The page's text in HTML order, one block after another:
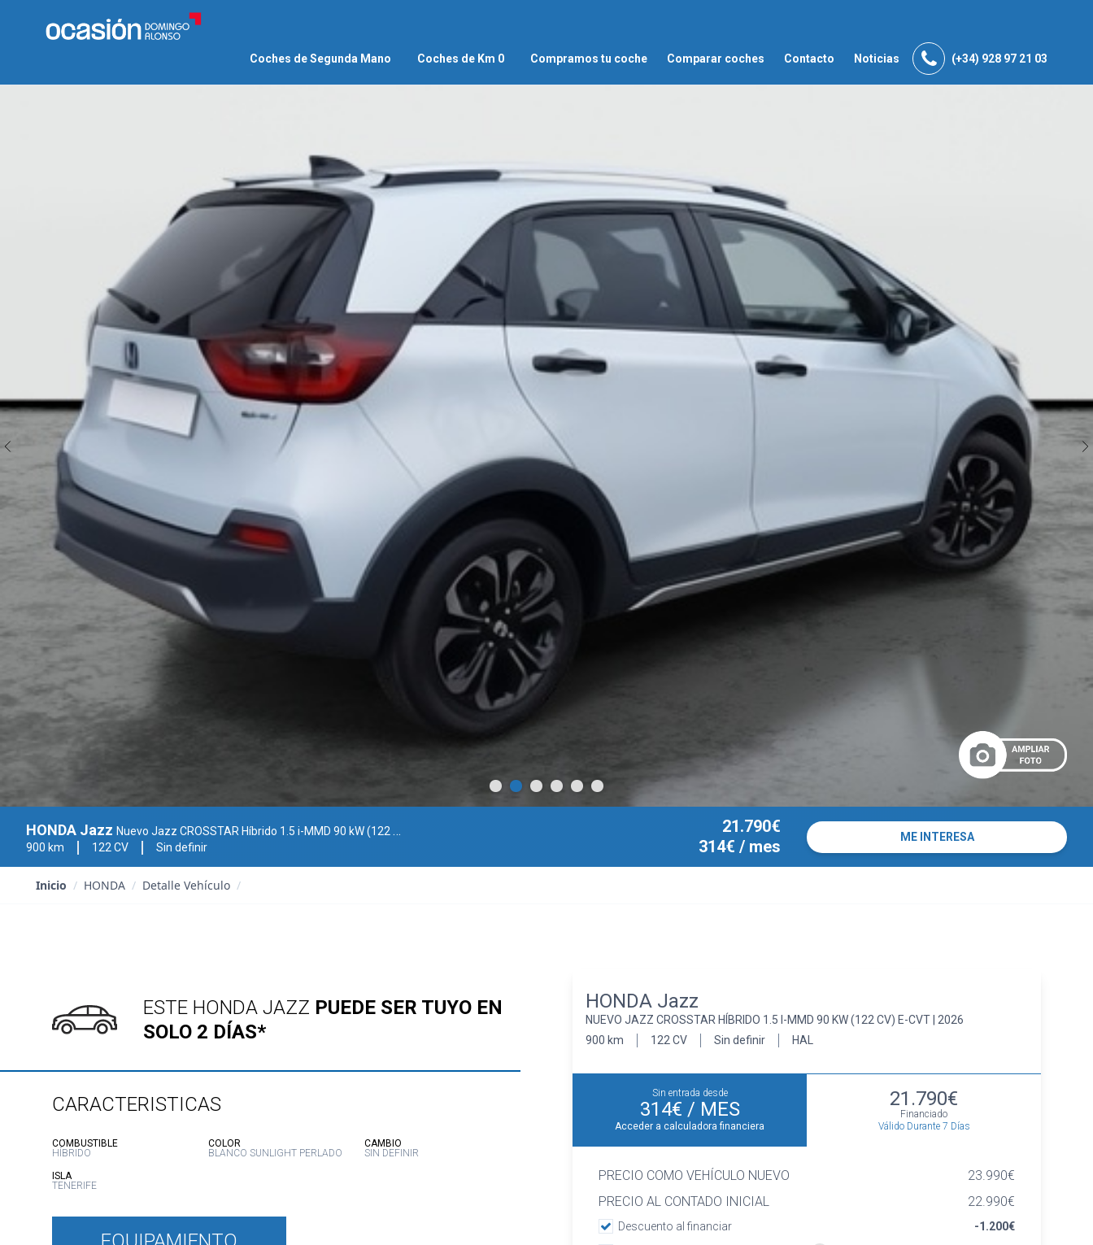
Coches de Segunda Mano Coches de Km 0 Compramos tu coche Comparar coches Contacto Noticias (+34) 928 97 21 03
HONDA Jazz Nuevo Jazz CROSSTAR Híbrido 1.5 i-MMD 90 kW (122 CV) e-CVT
900 km
122 CV Sin definir
21.790€
314€ / mes
ME INTERESA
Inicio / HONDA / Detalle Vehículo /
ESTE HONDA JAZZ PUEDE SER TUYO EN
SOLO 2 DÍAS*
CARACTERISTICAS
COMBUSTIBLE:
HÍBRIDO
COLOR
BLANCO SUNLIGHT PERLADO
CAMBIO
SIN DEFINIR
ISLA:
TENERIFE
HONDA Jazz
NUEVO JAZZ CROSSTAR HÍBRIDO 1.5 I-MMD 90 KW (122 CV) E-CVT | 2026
900 km
122 CV Sin definir HAL
Sin entrada desde
314€ / MES
Acceder a calculadora financiera
21.790€
Financiado
Válido Durante 7 Días
PRECIO COMO VEHÍCULO NUEVO
23.990€
PRECIO AL CONTADO INICIAL
22.990€
Descuento al financiar
-1.200€